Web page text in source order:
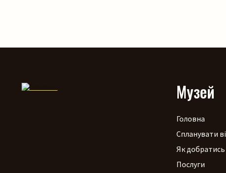
Музей
Головна
Спланувати
Як добратись
Послуги